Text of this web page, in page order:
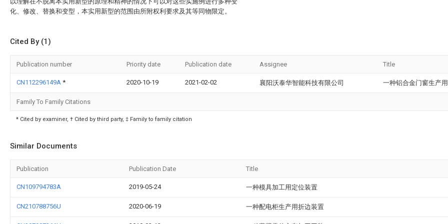
化、修改、替换和变型，本实用新型的范围由所附权利要求及其等同物限定。
Cited By (1)
Publication number Priority date Publication date Assignee Title
CN112296149A * 2020-10-19 2021-02-02 襄阳沃泰华智能科技有限公司 一种铝合金门窗生产
Family To Family Citations
* Cited by examiner, † Cited by third party, ‡ Family to family citation
Similar Documents
Publication Publication Date Title
CN109794783A 2019-05-24 一种模具加工用定位装置
CN210788756U 2020-06-19 一种配电柜生产用折边装置